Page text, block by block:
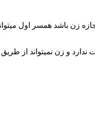
زن باشد همسر اول
و زن نمیتواند از طریق